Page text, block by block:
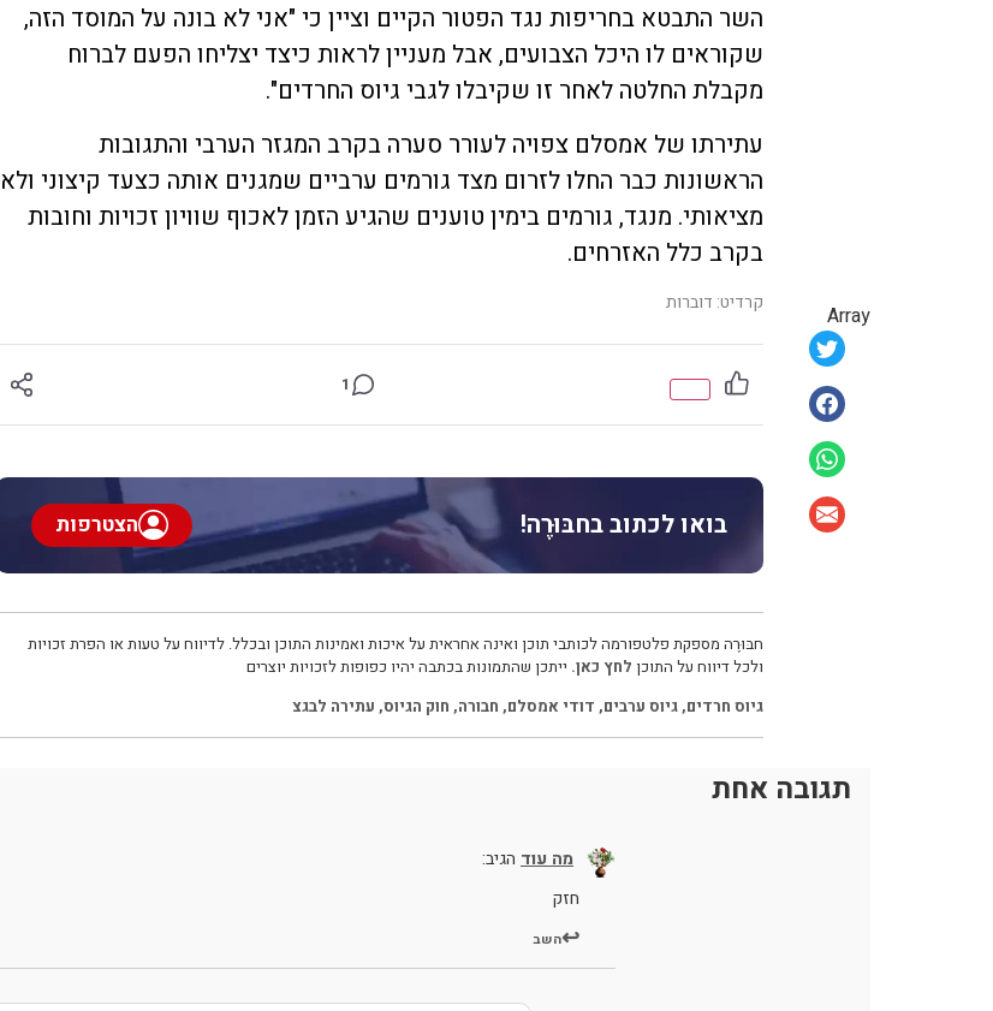
Array
השר התבטא בחריפות נגד הפטור הקיים וציין כי "אני לא בונה על המוסד הזה,
שקוראים לו היכל הצבועים, אבל מעניין לראות כיצד יצליחו הפעם לברוח
מקבלת החלטה לאחר זו שקיבלו לגבי גיוס החרדים".
עתירתו של אמסלם צפויה לעורר סערה בקרב המגזר הערבי והתגובות
הראשונות כבר החלו לזרום מצד גורמים ערביים שמגנים אותה כצעד קיצוני ולא
מציאותי. מנגד, גורמים בימין טוענים שהגיע הזמן לאכוף שוויון זכויות וחובות
בקרב כלל האזרחים.
קרדיט: דוברות
1
בואו לכתוב בחבּוּרֶה! הצטרפות
חבּוּרֶה מספקת פלטפורמה לכותבי תוכן ואינה אחראית על איכות ואמינות התוכן ובכלל. לדיווח על טעות או הפרת זכויות
ולכל דיווח על התוכן לחץ כאן. ייתכן שהתמונות בכתבה יהיו כפופות לזכויות יוצרים
גיוס חרדים,גיוס ערבים, דודי אמסלם, חבורה, חוק הגיוס, עתירה לבגצ
תגובה אחת
מה עוד הגיב:
חזק
השב